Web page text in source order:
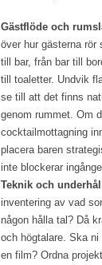
Gästflöde och
över hur gästerna rör
till bar, från bar till
till toaletter. Undvik
se till att det finns
genom rummet. Om
cocktailmottagning
placera baren
inte blockerar
Teknik och
inventering av vad
någon hålla tal? Då
och högtalare. Ska
en film? Ordna